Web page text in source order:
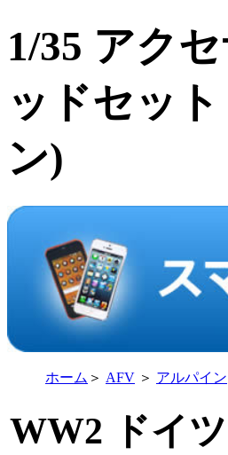
1/35 アク
ッドセッ
ン)
ホーム ＞ AFV ＞ アルパイン
WW2 ドイ